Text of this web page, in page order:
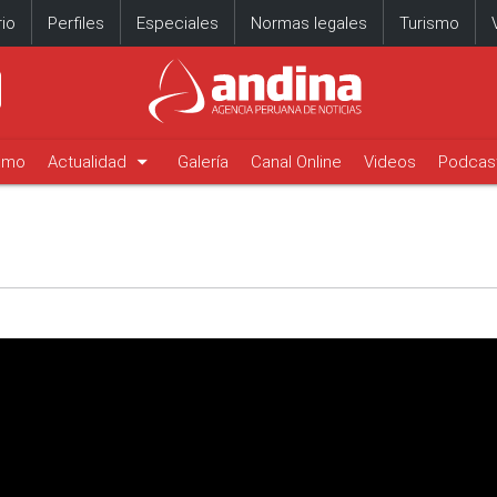
Perfiles Especiales Normas legales Turismo
Actualidad arrow_drop_down Galería Canal Online Videos